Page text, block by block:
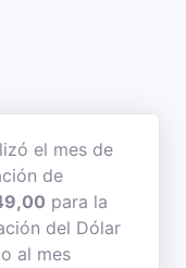
el mes de
de
para la
del Dólar
al mes